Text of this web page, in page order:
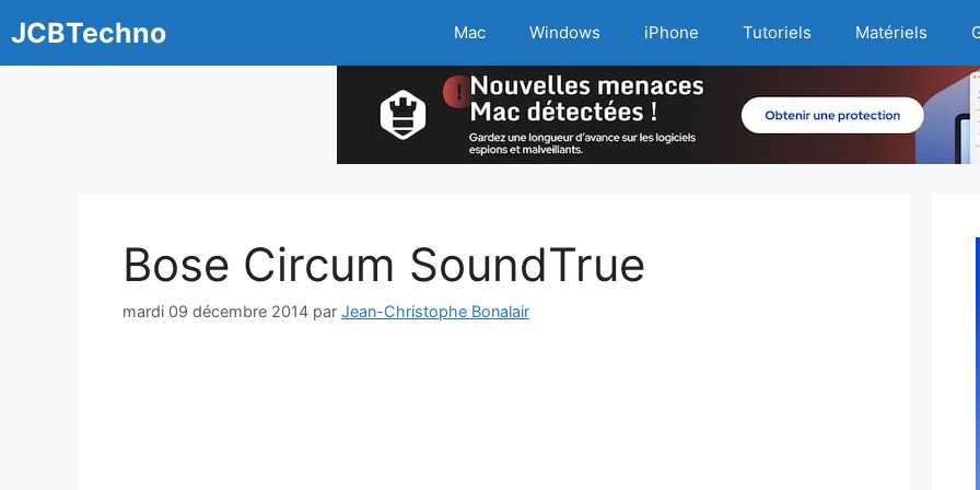
au
contenu
JCBTechno Mac Windows iPhone Tutoriels Matériels
Bose Circum SoundTrue
mardi 09 décembre 2014 par Jean-Christophe Bonalair